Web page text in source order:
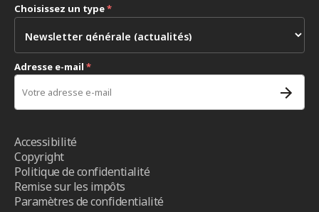
Choisissez un type*
Adresse e-mail *
Accessibilité
Copyright
Politique de confidentialité
Remise sur les impôts
Paramètres de confidentialité